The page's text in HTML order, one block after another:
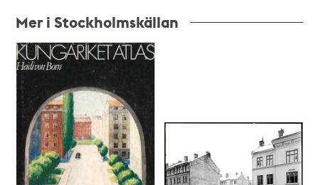
Mer i Stockholmskällan
Relaterade
poster
och
teman